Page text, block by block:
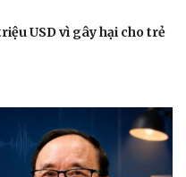
Tình yêu - Gia đình
USD vì gây hại cho trẻ